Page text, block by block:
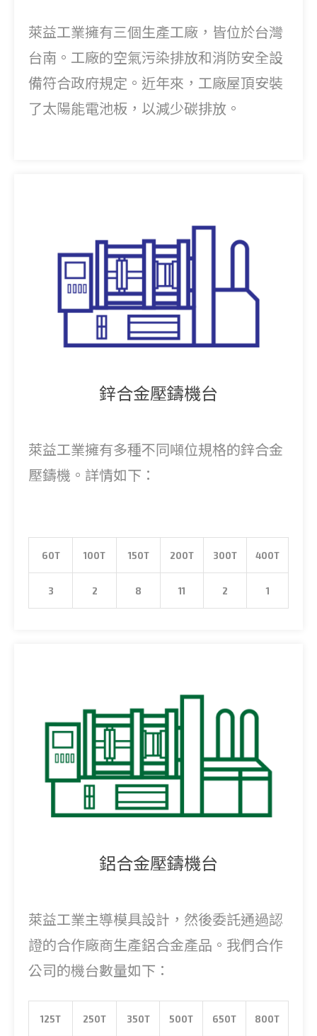
萊益工業擁有三個生產工廠，皆位於台灣
台南。工廠的空氣污染排放和消防安全設
備符合政府規定。近年來，工廠屋頂安裝
了太陽能電池板，以減少碳排放。
鋅合金壓鑄機台
萊益工業擁有多種不同噸位規格的鋅合金
壓鑄機。詳情如下：
60T 100T 150T 200T 300T 400T
3 2 8 11 2 1
鋁合金壓鑄機台
萊益工業主導模具設計，然後委託通過認
證的合作廠商生產鋁合金產品。我們合作
公司的機台數量如下：
125T 250T 350T 500T 650T 800T